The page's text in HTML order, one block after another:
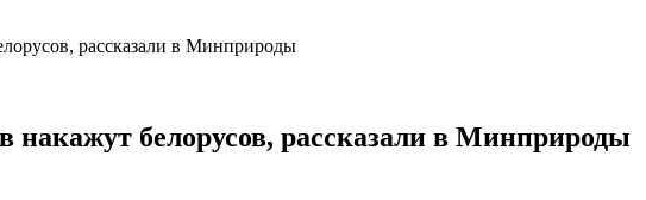
рассказали в Минприроды
накажут белорусов, рассказали в Минприроды